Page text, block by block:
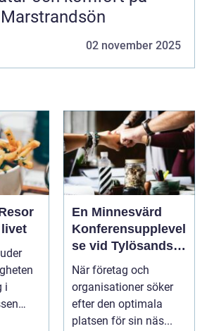
02 november 2025
i
En Minnesvärd
Konferensupplevel
se vid Tylösands
Kust
När företag och
organisationer söker
efter den optimala
platsen för sin näs...